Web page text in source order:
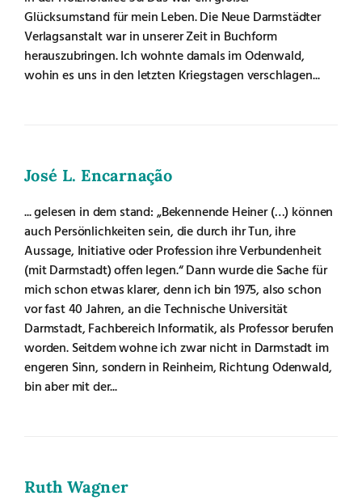
Glücksumstand für mein Leben. Die Neue Darmstädter
Verlagsanstalt war in unserer Zeit in Buchform
herauszubringen. Ich wohnte damals im Odenwald,
wohin es uns in den letzten Kriegstagen verschlagen...
José L. Encarnação
... gelesen in dem stand: „Bekennende Heiner (…) können
auch Persönlichkeiten sein, die durch ihr Tun, ihre
Aussage, Initiative oder Profession ihre Verbundenheit
(mit Darmstadt) offen legen.“ Dann wurde die Sache für
mich schon etwas klarer, denn ich bin 1975, also schon
vor fast 40 Jahren, an die Technische Universität
Darmstadt, Fachbereich Informatik, als Professor berufen
worden. Seitdem wohne ich zwar nicht in Darmstadt im
engeren Sinn, sondern in Reinheim, Richtung Odenwald,
bin aber mit der...
Ruth Wagner